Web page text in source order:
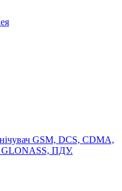
GSM, DCS, CDMA,
GLONASS, ПДУ.